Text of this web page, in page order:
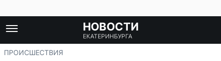
НОВОСТИ
ЕКАТЕРИНБУРГА
ПРОИСШЕСТВИЯ